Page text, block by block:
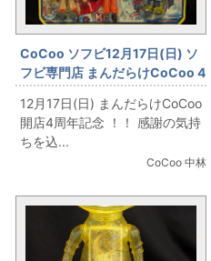
CoCoo ソフビ12月17日(日) ソ
フビ専門店 まんだらけCoCoo 4
周年記念 「ブルマァク マッハバ
ロンスーパー3」
12月17日(日) まんだらけCoCoo
開店4周年記念 ！！ 感謝の気持
ちを込...
CoCoo 中林